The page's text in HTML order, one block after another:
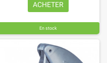
ACHETER
En stock